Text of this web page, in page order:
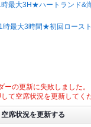
最大3H★ハートランド&
最大3時間★初回ロース
ーの更新に失敗しました。
て空席状況を更新してく
空席状況を更新する